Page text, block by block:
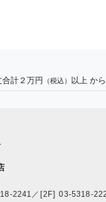
合計２万円 （税込） 以上 から
2241／[2F] 03-5318-